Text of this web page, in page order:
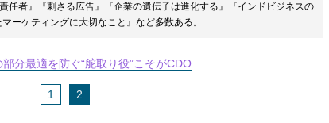
任者』『刺さる広告』『企業の遺伝子は進化する』『インドビジネスの
ーケティングに大切なこと』など多数ある。
分最適を防ぐ“舵取り役”こそがCDO
1 2